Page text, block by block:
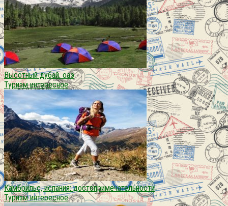
Высотный дубай. оаэ
Туризм интересное
Камбрильс, испания: достопримечательности
Туризм интересное